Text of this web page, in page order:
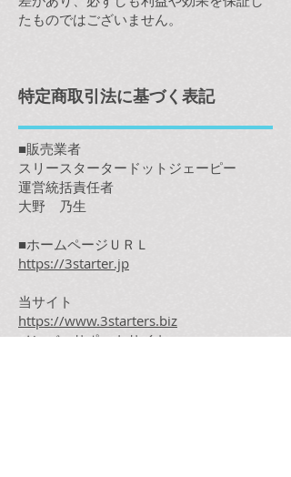
たものではございません。
特定商取引法に基づく表記
■販売業者
スリースタータードットジェーピー
運営統括責任者
大野 乃生
■ホームページＵＲＬ
https://3starter.jp
当サイト
https://www.3starters.biz
メンバーサポートサイト